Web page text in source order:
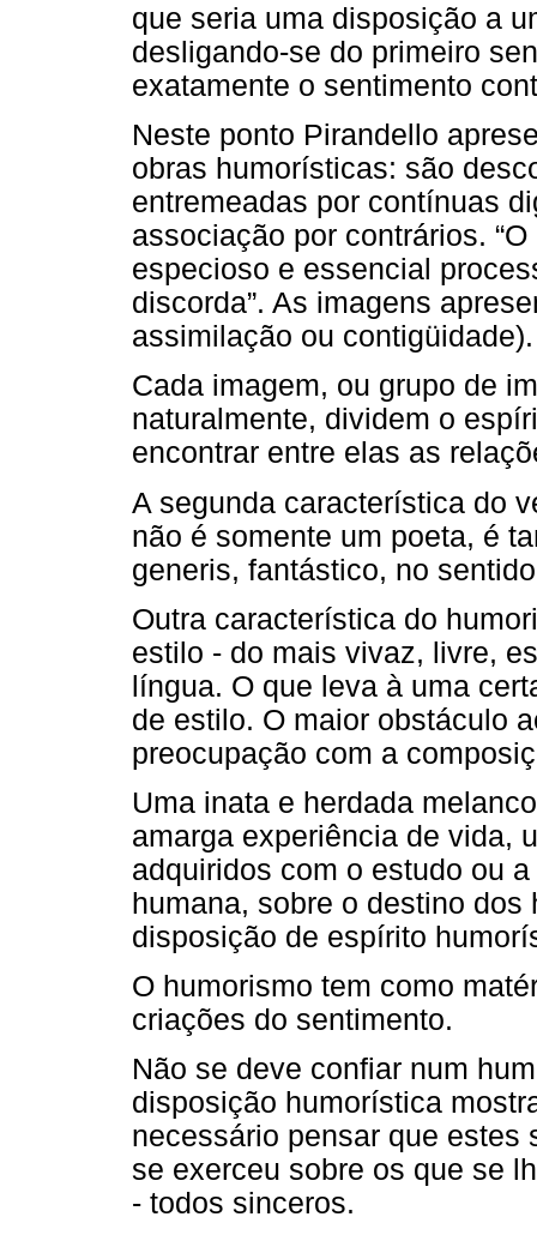
que seria uma disposição a
desligando-se do primeiro
exatamente o sentimento
Neste ponto Pirandello
obras humorísticas: são
entremeadas por contínuas
associação por contrários.
especioso e essencial
discorda”. As imagens
assimilação ou contigüidade).
Cada imagem, ou grupo de
naturalmente, dividem o
encontrar entre elas as
A segunda característica do
não é somente um poeta, é
generis, fantástico, no
Outra característica do
estilo - do mais vivaz, livre,
língua. O que leva à uma
de estilo. O maior obstáculo
preocupação com a
Uma inata e herdada
amarga experiência de vida,
adquiridos com o estudo ou
humana, sobre o destino
disposição de espírito
O humorismo tem como
criações do sentimento.
Não se deve confiar num
disposição humorística
necessário pensar que estes
se exerceu sobre os que se
- todos sinceros.